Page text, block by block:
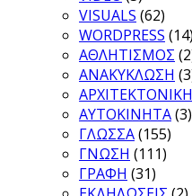
VISUALS (62)
WORDPRESS (14)
ΑΘΛΗΤΙΣΜΟΣ
ΑΝΑΚΥΚΛΩΣΗ
ΑΡΧΙΤΕΚΤΟΝΙΚΗ
ΑΥΤΟΚΙΝΗΤΑ(3)
ΓΛΩΣΣΑ(155)
ΓΝΩΣΗ (111)
ΓΡΑΦΗ (31)